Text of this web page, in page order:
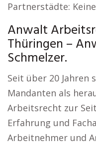
Partnerstädte:
Anwalt
Thüringen –
Schmelzer.
Seit über 20 Jahren
Mandanten als
Arbeitsrecht zur
Erfahrung und
Arbeitnehmer und